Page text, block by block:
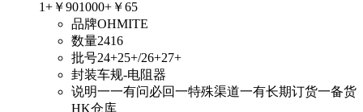
1+ ￥901000+ ￥65
品牌OHMITE
数量2416
批号24+25+/26+27+
封装车规-电阻器
说明一一有问必回一特殊渠道一有长期订货一备货
HK仓库